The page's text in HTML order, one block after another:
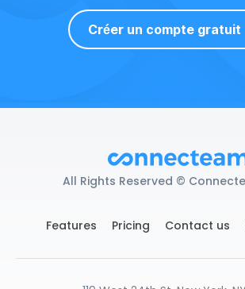
Créer un compte gratuit
All Rights Reserved ©
Features Pricing Contact us